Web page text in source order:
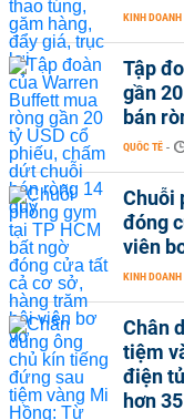
KINH DOANH
Tập
gần
bán
QUỐC TẾ -
Chuỗi
đóng
viên
KINH DOANH
Chân
tiệm
điện
hơn